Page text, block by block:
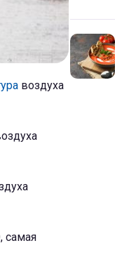
воздуха
самая